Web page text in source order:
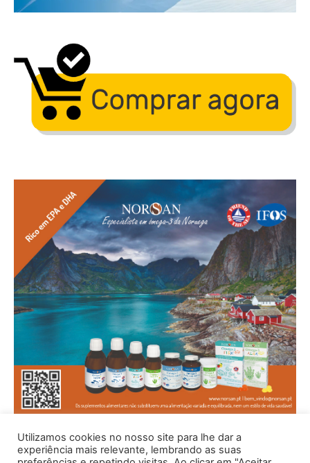
Utilizamos cookies no nosso site para lhe dar a
experiência mais relevante, lembrando as suas